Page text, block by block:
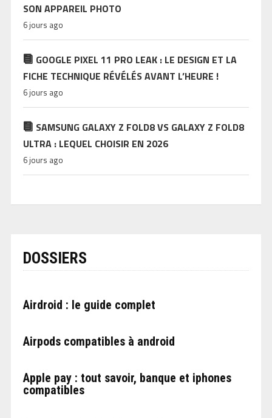
SON APPAREIL PHOTO
6 jours ago
GOOGLE PIXEL 11 PRO LEAK : LE DESIGN ET LA
FICHE TECHNIQUE RÉVÉLÉS AVANT L’HEURE !
6 jours ago
SAMSUNG GALAXY Z FOLD8 VS GALAXY Z FOLD8
ULTRA : LEQUEL CHOISIR EN 2026
6 jours ago
DOSSIERS
Airdroid : le guide complet
Airpods compatibles à android
Apple pay : tout savoir, banque et iphones
compatibles